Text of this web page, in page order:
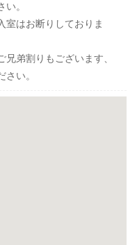
い。
はお断りしておりま
弟割りもございます、
さい。